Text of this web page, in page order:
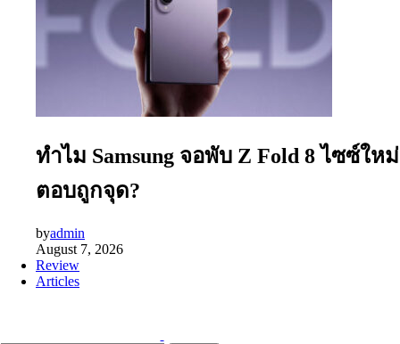
ทำไม Samsung จอพับ Z Fold 8 ไซซ์ใหม่
ตอบถูกจุด?
byadmin
August 7, 2026
Review
Articles